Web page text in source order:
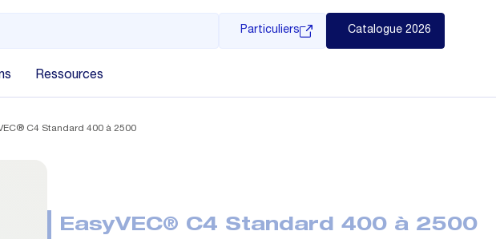
Particuliers Catalogue 2026
Ressources
C4 Standard 400 à 2500
EasyVEC® C4 Standard 400 à 2500